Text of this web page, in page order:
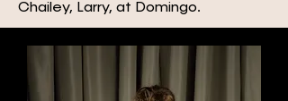
Chailey, Larry, at Domingo.